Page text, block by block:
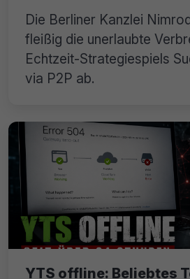
Die Berliner Kanzlei
fleißig die unerlaubte
Echtzeit-Strategiespiels
via P2P ab.
YTS offline: Beliebtes